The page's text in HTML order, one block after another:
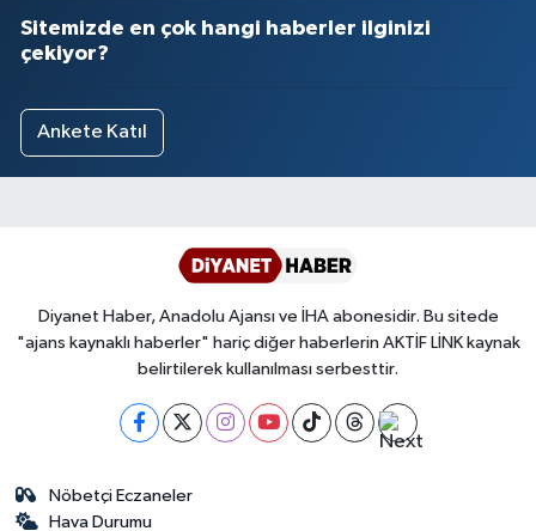
Sitemizde en çok hangi haberler ilginizi
çekiyor?
Ankete Katıl
Diyanet Haber, Anadolu Ajansı ve İHA abonesidir. Bu sitede
"ajans kaynaklı haberler" hariç diğer haberlerin AKTİF LİNK kaynak
belirtilerek kullanılması serbesttir.
Nöbetçi Eczaneler
Hava Durumu